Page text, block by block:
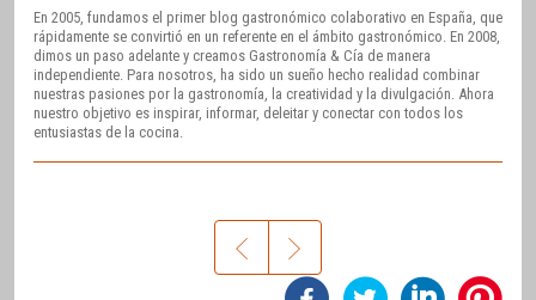
En 2005, fundamos el primer blog gastronómico colaborativo en España, que
rápidamente se convirtió en un referente en el ámbito gastronómico. En 2008,
dimos un paso adelante y creamos Gastronomía & Cía de manera
independiente. Para nosotros, ha sido un sueño hecho realidad combinar
nuestras pasiones por la gastronomía, la creatividad y la divulgación. Ahora
nuestro objetivo es inspirar, informar, deleitar y conectar con todos los
entusiastas de la cocina.